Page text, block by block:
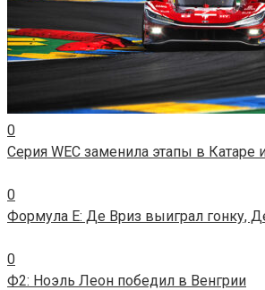
0
Серия WEC заменила этапы в Катаре
0
Формула E: Де Вриз выиграл гонку,
0
Ф2: Ноэль Леон победил в Венгрии